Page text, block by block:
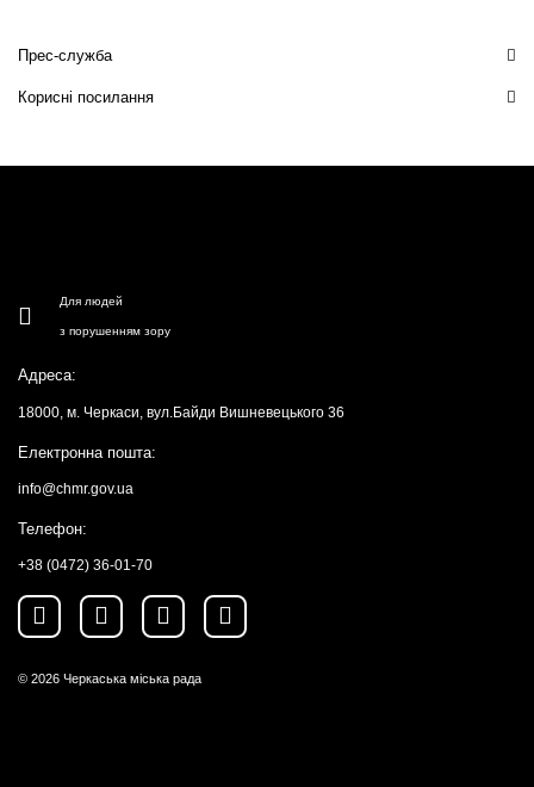
Прес-служба
Корисні посилання
Для людей
з порушенням зору
Адреса:
18000, м. Черкаси, вул.Байди Вишневецького 36
Електронна пошта:
info@chmr.gov.ua
Телефон:
+38 (0472) 36-01-70
© 2026 Черкаська міська рада